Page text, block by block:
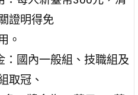
證明得免
。
：國內一般組、技職組及
取冠、